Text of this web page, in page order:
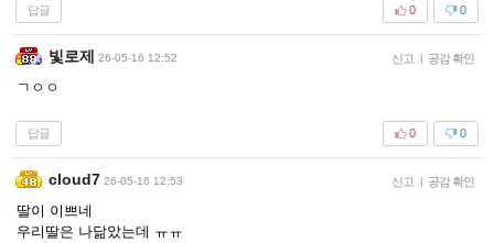
답글 0
0
빛로제 26-05-16 12:52 신고 | 공감 확인
ㄱㅇㅇ
답글 0
0
cloud7 26-05-16 12:53 신고 | 공감 확인
딸이 이쁘네
우리딸은 나닮았는데 ㅠㅠ